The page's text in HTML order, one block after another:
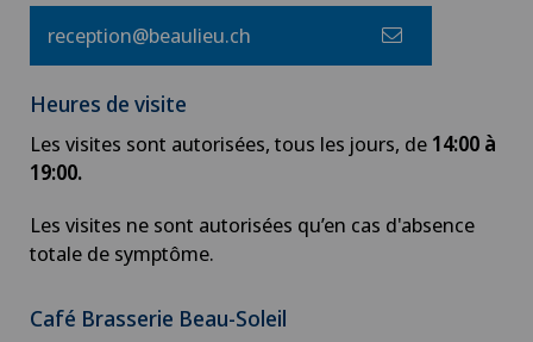
reception@beaulieu.ch
Heures de visite
Les visites sont autorisées, tous les jours, de 14:00 à
19:00.
Les visites ne sont autorisées qu’en cas d'absence
totale de symptôme.
Café Brasserie Beau-Soleil